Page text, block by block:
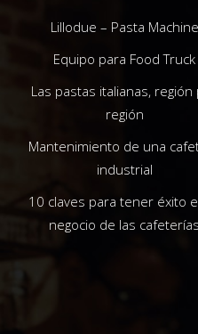
Lillodue – Pasta Machine
Equipo para Food Truck
Las pastas italianas, región
región
Mantenimiento de una
industrial
10 claves para tener éxito
negocio de las